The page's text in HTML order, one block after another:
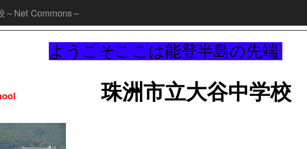
Net Commons～
ようこそここは能登半島の先端
珠洲市立大谷中学校